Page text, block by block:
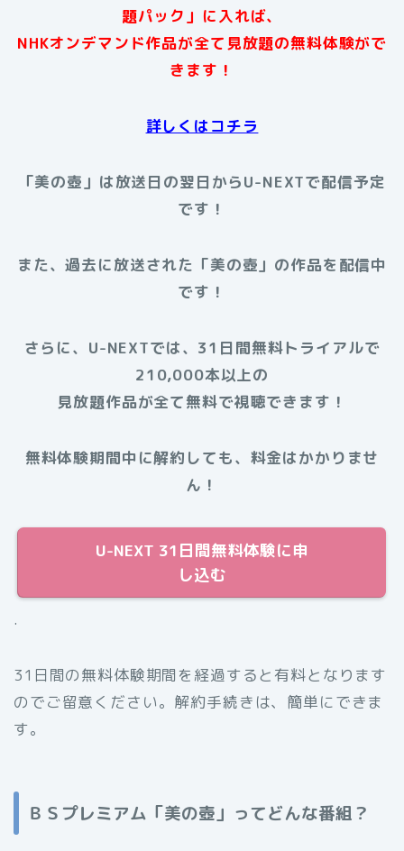
題パック」に入れば、
NHKオンデマンド作品が全て見放題の無料体験がで
きます！
詳しくはコチラ
「美の壺」は放送日の翌日からU-NEXTで配信予定
です！
また、過去に放送された「美の壺」の作品を配信中
です！
さらに、U-NEXTでは、31日間無料トライアルで
210,000本以上の
見放題作品が全て無料で視聴できます！
無料体験期間中に解約しても、料金はかかりませ
ん！
U-NEXT 31日間無料体験に申
し込む
.
31日間の無料体験期間を経過すると有料となります
のでご留意ください。解約手続きは、簡単にできま
す。
ＢＳプレミアム「美の壺」ってどんな番組？